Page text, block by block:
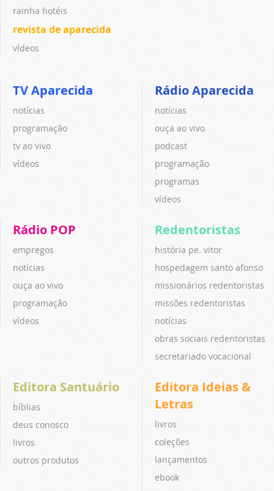
rainha hotéis
revista de aparecida
vídeos
TV Aparecida
notícias
programação
tv ao vivo
vídeos
Rádio Aparecida
notícias
ouça ao vivo
podcast
programação
programas
vídeos
Rádio POP
empregos
notícias
ouça ao vivo
programação
vídeos
Redentoristas
história pe. vitor
hospedagem santo afonso
missionários redentoristas
missões redentoristas
notícias
obras sociais redentoristas
secretariado vocacional
Editora Santuário
bíblias
deus conosco
livros
outros produtos
Editora Ideias &
Letras
livros
coleções
lançamentos
ebook